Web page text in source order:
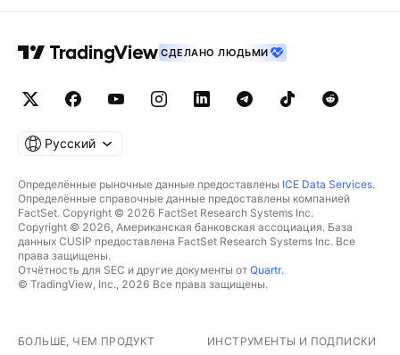
СДЕЛАНО ЛЮДЬМИ
Русский
Определённые рыночные данные предоставлены ICE Data Services.
Определённые справочные данные предоставлены компанией
FactSet. Copyright © 2026 FactSet Research Systems Inc.
Copyright © 2026, Американская банковская ассоциация. База
данных CUSIP предоставлена FactSet Research Systems Inc. Все
права защищены.
Отчётность для SEC и другие документы от Quartr.
© TradingView, Inc., 2026 Все права защищены.
БОЛЬШЕ, ЧЕМ ПРОДУКТ ИНСТРУМЕНТЫ И ПОДПИСКИ